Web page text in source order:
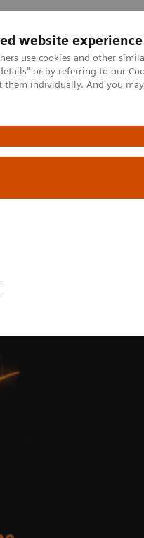
website experience
use cookies and other
or by referring to our
them individually. And you
Especialidades Clínicas
enfocadas